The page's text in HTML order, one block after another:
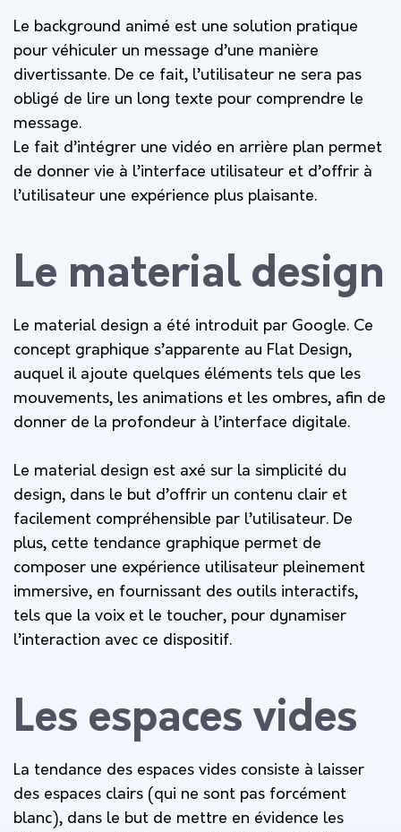
Le background animé est une solution pratique
pour véhiculer un message d’une manière
divertissante. De ce fait, l’utilisateur ne sera pas
obligé de lire un long texte pour comprendre le
message.
Le fait d’intégrer une vidéo en arrière plan permet
de donner vie à l’interface utilisateur et d’offrir à
l’utilisateur une expérience plus plaisante.
Le material design
Le material design a été introduit par Google. Ce
concept graphique s’apparente au Flat Design,
auquel il ajoute quelques éléments tels que les
mouvements, les animations et les ombres, afin de
donner de la profondeur à l’interface digitale.
Le material design est axé sur la simplicité du
design, dans le but d’offrir un contenu clair et
facilement compréhensible par l’utilisateur. De
plus, cette tendance graphique permet de
composer une expérience utilisateur pleinement
immersive, en fournissant des outils interactifs,
tels que la voix et le toucher, pour dynamiser
l’interaction avec ce dispositif.
Les espaces vides
La tendance des espaces vides consiste à laisser
des espaces clairs (qui ne sont pas forcément
blanc), dans le but de mettre en évidence les